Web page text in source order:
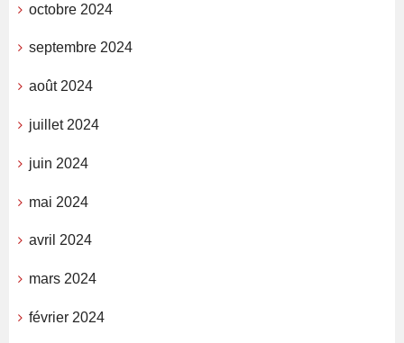
octobre 2024
septembre 2024
août 2024
juillet 2024
juin 2024
mai 2024
avril 2024
mars 2024
février 2024